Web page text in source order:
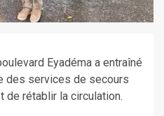
Eyadéma a entraîné
des services de secours
de rétablir la circulation.